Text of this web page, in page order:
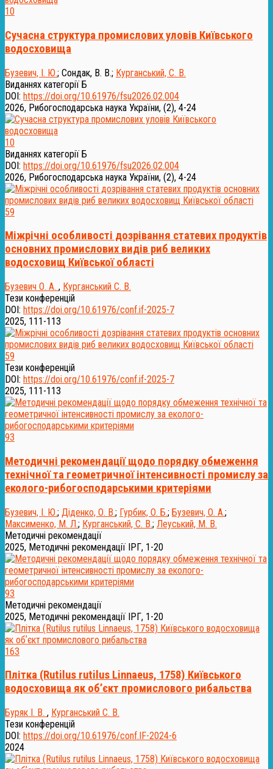
10
Сучасна структура промислових уловів Київського
водосховища
Бузевич, І. Ю.; Сондак, В. В.; Курганський, С. В.
Виданнях категорії Б
DOI: https://doi.org/10.61976/fsu2026.02.004
2026, Рибогосподарська наука України, (2), 4-24
10
Виданнях категорії Б
DOI: https://doi.org/10.61976/fsu2026.02.004
2026, Рибогосподарська наука України, (2), 4-24
59
Міжрічні особливості дозрівання статевих продуктів
основних промислових видів риб великих
водосховищ Київської області
Бузевич О. А. , Курганський С. В.
Тези конференцій
DOI: https://doi.org/10.61976/conf.if-2025-7
2025, 111-113
59
Тези конференцій
DOI: https://doi.org/10.61976/conf.if-2025-7
2025, 111-113
93
Методичні рекомендації щодо порядку обмеження
технічної та геометричної інтенсивності промислу за
еколого-рибогосподарськими критеріями
Бузевич, І. Ю.; Діденко, О. В.; Гурбик, О. Б.; Бузевич, О. А.;
Максименко, М. Л.; Курганський, С. В.; Леуський, М. В.
Методичні рекомендації
2025, Методичні рекомендації ІРГ, 1-20
93
Методичні рекомендації
2025, Методичні рекомендації ІРГ, 1-20
163
Плітка (Rutilus rutilus Linnaeus, 1758) Київського
водосховища як обʼєкт промислового рибальства
Буряк І. В. , Курганський С. В.
Тези конференцій
DOI: https://doi.org/10.61976/conf.IF-2024-6
2024